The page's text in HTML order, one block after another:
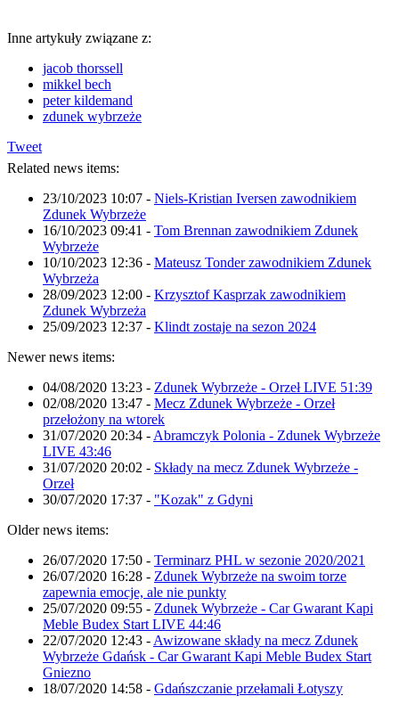
Inne artykuły związane z:
jacob thorssell
mikkel bech
peter kildemand
zdunek wybrzeże
Tweet
Related news items:
23/10/2023 10:07 - Niels-Kristian Iversen zawodnikiem
Zdunek Wybrzeże
16/10/2023 09:41 - Tom Brennan zawodnikiem Zdunek
Wybrzeże
10/10/2023 12:36 - Mateusz Tonder zawodnikiem Zdunek
Wybrzeża
28/09/2023 12:00 - Krzysztof Kasprzak zawodnikiem
Zdunek Wybrzeża
25/09/2023 12:37 - Klindt zostaje na sezon 2024
Newer news items:
04/08/2020 13:23 - Zdunek Wybrzeże - Orzeł LIVE 51:39
02/08/2020 13:47 - Mecz Zdunek Wybrzeże - Orzeł
przełożony na wtorek
31/07/2020 20:34 - Abramczyk Polonia - Zdunek Wybrzeże
LIVE 43:46
31/07/2020 20:02 - Składy na mecz Zdunek Wybrzeże -
Orzeł
30/07/2020 17:37 - "Kozak" z Gdyni
Older news items:
26/07/2020 17:50 - Terminarz PHL w sezonie 2020/2021
26/07/2020 16:28 - Zdunek Wybrzeże na swoim torze
zapewnia emocje, ale nie punkty
25/07/2020 09:55 - Zdunek Wybrzeże - Car Gwarant Kapi
Meble Budex Start LIVE 44:46
22/07/2020 12:43 - Awizowane składy na mecz Zdunek
Wybrzeże Gdańsk - Car Gwarant Kapi Meble Budex Start
Gniezno
18/07/2020 14:58 - Gdańszczanie przełamali Łotyszy